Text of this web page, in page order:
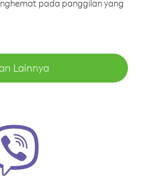
pada panggilan yang
Lainnya